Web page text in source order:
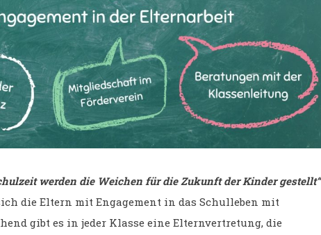
werden die Weichen für die Zukunft der Kinder gestellt“
die Eltern mit Engagement in das Schulleben mit
gibt es in jeder Klasse eine Elternvertretung, die